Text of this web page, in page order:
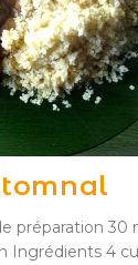
préparation 30
Ingrédients 4